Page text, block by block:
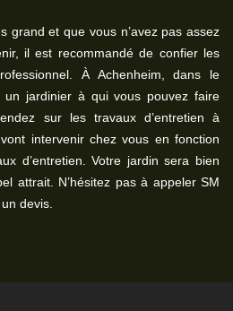
grand et que vous n’avez pas assez
il est recommandé de confier les
À Achenheim, dans le
jardinier à qui vous pouvez faire
sur les travaux d’entretien à
intervenir chez vous en fonction
d’entretien. Votre jardin sera bien
attrait. N’hésitez pas à appeler SM
devis.